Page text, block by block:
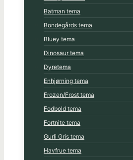
Batman tema
Bondegårds tema
Bluey tema
Dinosaur tema
Dyretema
Enhjørning tema
Frozen/Frost tema
Fodbold tema
Fortnite tema
Gurli Gris tema
Havfrue tema